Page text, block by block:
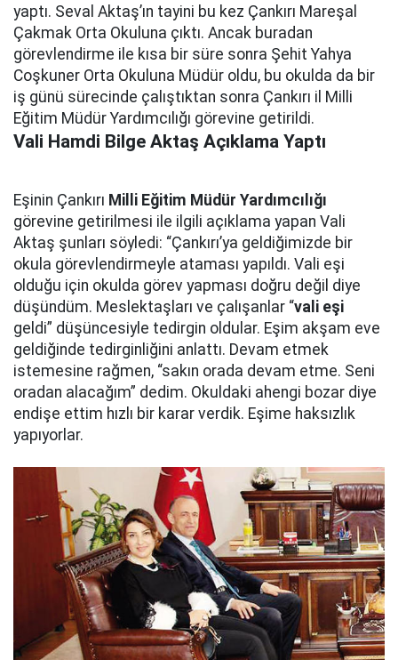
yaptı. Seval Aktaş’ın tayini bu kez Çankırı Mareşal
Çakmak Orta Okuluna çıktı. Ancak buradan
görevlendirme ile kısa bir süre sonra Şehit Yahya
Coşkuner Orta Okuluna Müdür oldu, bu okulda da bir
iş günü sürecinde çalıştıktan sonra Çankırı il Milli
Eğitim Müdür Yardımcılığı görevine getirildi.
Vali Hamdi Bilge Aktaş Açıklama Yaptı
Eşinin Çankırı Milli Eğitim Müdür Yardımcılığı
görevine getirilmesi ile ilgili açıklama yapan Vali
Aktaş şunları söyledi: “Çankırı’ya geldiğimizde bir
okula görevlendirmeyle ataması yapıldı. Vali eşi
olduğu için okulda görev yapması doğru değil diye
düşündüm. Meslektaşları ve çalışanlar “vali eşi
geldi” düşüncesiyle tedirgin oldular. Eşim akşam eve
geldiğinde tedirginliğini anlattı. Devam etmek
istemesine rağmen, “sakın orada devam etme. Seni
oradan alacağım” dedim. Okuldaki ahengi bozar diye
endişe ettim hızlı bir karar verdik. Eşime haksızlık
yapıyorlar.